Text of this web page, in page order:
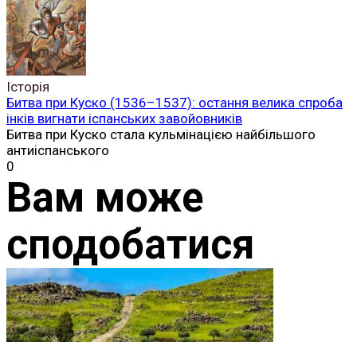
Історія
Битва при Куско (1536–1537): остання велика спроба
інків вигнати іспанських завойовників
Битва при Куско стала кульмінацією найбільшого
антиіспанського
0
Вам може
сподобатися